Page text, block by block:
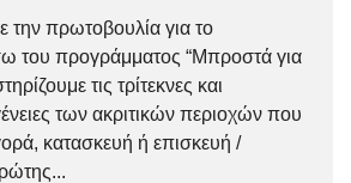
την πρωτοβουλία για το
του προγράμματος “Μπροστά για
τις τρίτεκνες και
των ακριτικών περιοχών που
κατασκευή ή επισκευή /